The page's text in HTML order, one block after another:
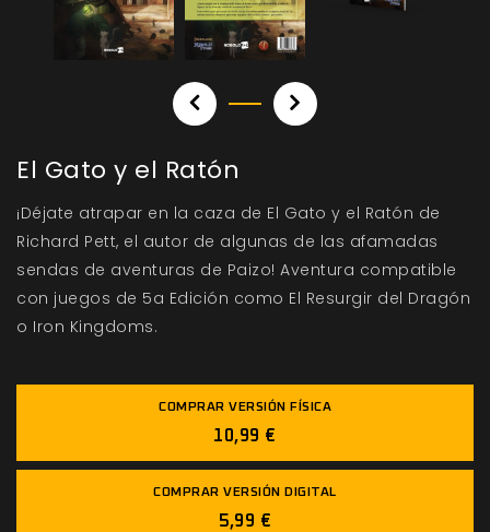
El Gato y el Ratón
¡Déjate atrapar en la caza de El Gato y el Ratón de
Richard Pett, el autor de algunas de las afamadas
sendas de aventuras de Paizo! Aventura compatible
con juegos de 5a Edición como El Resurgir del Dragón
o Iron Kingdoms.
COMPRAR VERSIÓN FÍSICA
10,99 €
COMPRAR VERSIÓN DIGITAL
5,99 €